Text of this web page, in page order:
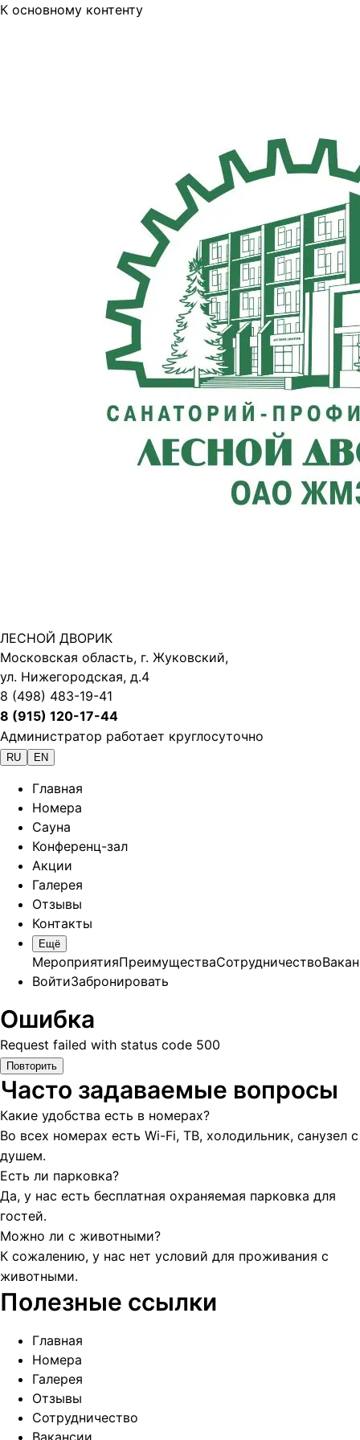
К основному контенту
ЛЕСНОЙ ДВОРИК
Московская область, г. Жуковский,
ул. Нижегородская, д.4
8 (498) 483-19-41
8 (915) 120-17-44
Администратор работает круглосуточно
RU EN
Главная
Номера
Сауна
Конференц-зал
Акции
Галерея
Отзывы
Контакты
Ещё
МероприятияПреимуществаСотрудничество
ВойтиЗабронировать
Ошибка
Request failed with status code 500
Повторить
Часто задаваемые вопросы
Какие удобства есть в номерах?
Во всех номерах есть Wi-Fi, ТВ, холодильник, санузел с
душем.
Есть ли парковка?
Да, у нас есть бесплатная охраняемая парковка для
гостей.
Можно ли с животными?
К сожалению, у нас нет условий для проживания с
животными.
Полезные ссылки
Главная
Номера
Галерея
Отзывы
Сотрудничество
Вакансии